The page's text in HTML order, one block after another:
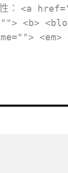
：
<a
<b>